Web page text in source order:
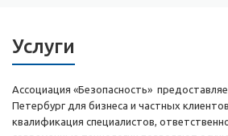
Услуги
Ассоциация «Безопасность»
Петербург для бизнеса и частных
квалификация специалистов,